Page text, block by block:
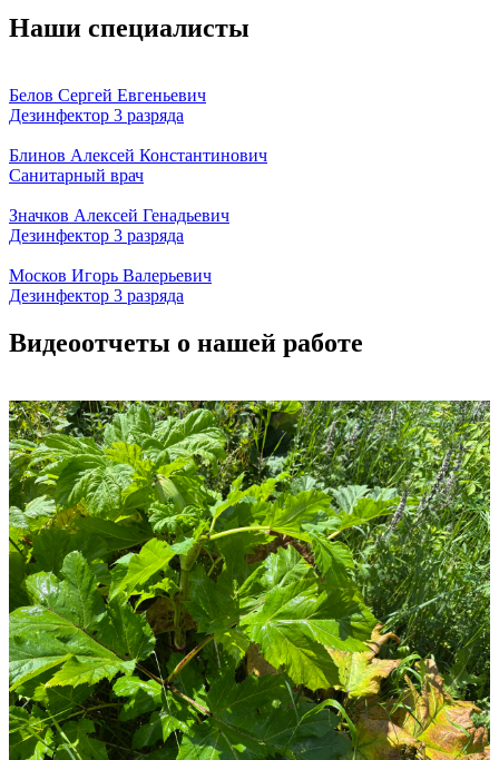
Наши специалисты
Белов Сергей Евгеньевич
Дезинфектор 3 разряда
Блинов Алексей Константинович
Санитарный врач
Значков Алексей Генадьевич
Дезинфектор 3 разряда
Москов Игорь Валерьевич
Дезинфектор 3 разряда
Видеоотчеты о нашей работе